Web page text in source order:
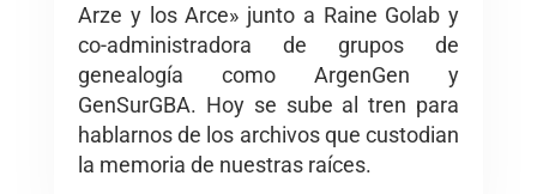
Arze y los Arce» junto a Raine Golab y
co-administradora de grupos de
genealogía como ArgenGen y
GenSurGBA. Hoy se sube al tren para
hablarnos de los archivos que custodian
la memoria de nuestras raíces.